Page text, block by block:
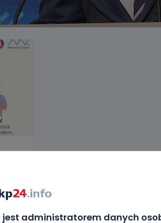
jest administratorem danych